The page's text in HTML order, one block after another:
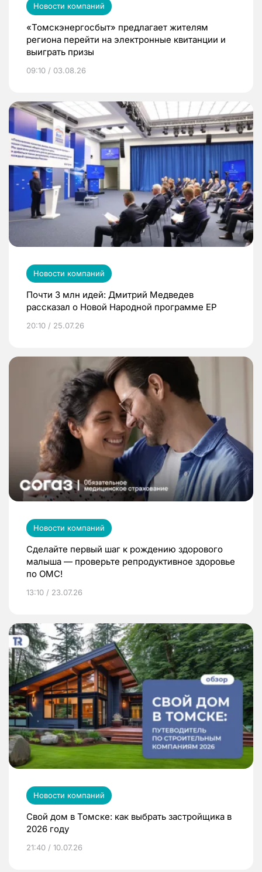
Новости компаний
«Томскэнергосбыт» предлагает жителям
региона перейти на электронные квитанции и
выиграть призы
09:10 / 03.08.26
Новости компаний
Почти 3 млн идей: Дмитрий Медведев
рассказал о Новой Народной программе ЕР
20:10 / 25.07.26
Новости компаний
Сделайте первый шаг к рождению здорового
малыша — проверьте репродуктивное здоровье
по ОМС!
13:10 / 23.07.26
Новости компаний
Свой дом в Томске: как выбрать застройщика в
2026 году
21:40 / 10.07.26